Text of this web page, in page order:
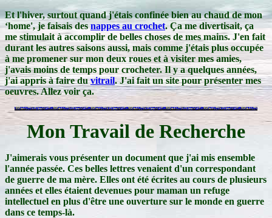
Et l'hiver, surtout quand j'étais confinée bien au chaud de mon
‘home', je faisais desnappes au crochet. Ça me divertisait, ça
me stimulait à accomplir de belles choses de mes mains. J'en fait
durant les autres saisons aussi, mais comme j'étais plus occupée
à me promener sur mon deux roues et à visiter mes amies,
j'avais moins de temps pour crocheter. Il y a quelques années,
j'ai appris à faire duvitrail. J'ai fait un site pour présenter mes
oeuvres. Allez voir ça.
Mon Travail de Recherche
J'aimerais vous présenter un document que j'ai mis ensemble
l'année passée. Ces belles lettres venaient d'un correspondant
de guerre de ma mère. Elles ont été écrites au cours de plusieurs
années et elles étaient devenues pour maman un refuge
intellectuel en plus d'être une ouverture sur le monde en guerre
dans ce temps-là.